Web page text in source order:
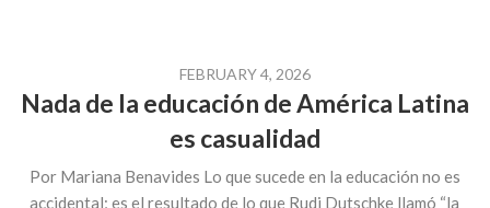
FEBRUARY 4, 2026
Nada de la educación de América Latina
es casualidad
Por Mariana Benavides Lo que sucede en la educación no es
accidental; es el resultado de lo que Rudi Dutschke llamó “la